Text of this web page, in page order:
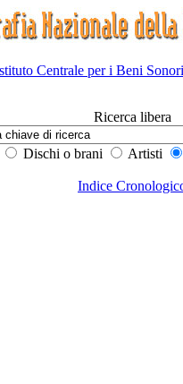
Centrale per i Beni
Ricerca libera
Dischi o brani Artisti
Indice